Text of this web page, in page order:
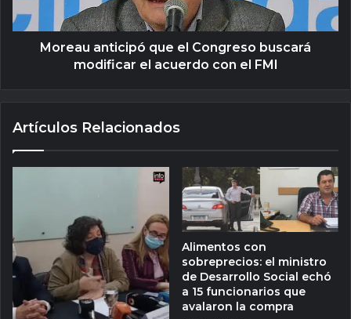
Moreau anticipó que el Congreso buscará
modificar el acuerdo con el FMI
Artículos Relacionados
Alimentos con
sobreprecios: el ministro
de Desarrollo Social echó
a 15 funcionarios que
avalaron la compra